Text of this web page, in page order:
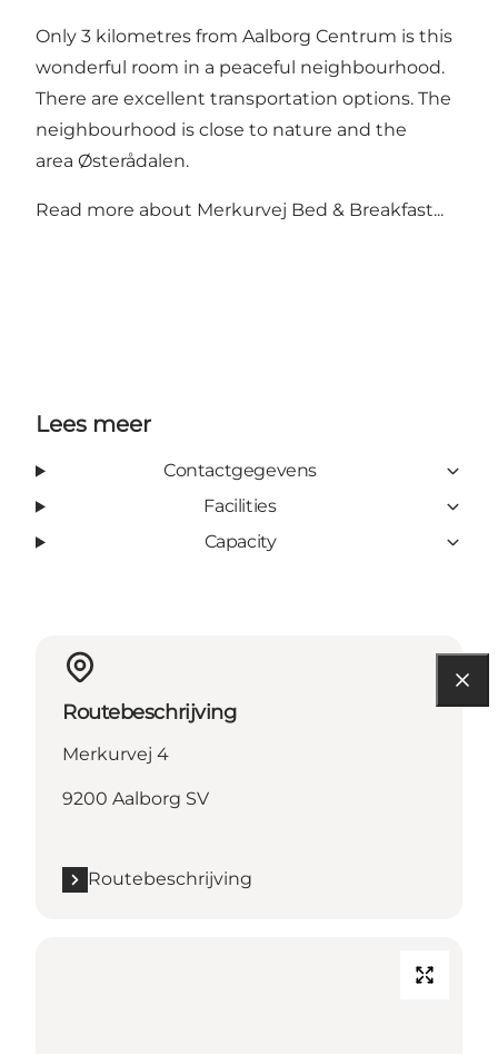
Only 3 kilometres from Aalborg Centrum is this
wonderful room in a peaceful neighbourhood.
There are excellent transportation options. The
neighbourhood is close to nature and the
area Østerådalen.
Read more about Merkurvej Bed & Breakfast...
Lees meer
Contactgegevens
Facilities
Capacity
Routebeschrijving
Merkurvej 4
9200 Aalborg SV
Routebeschrijving